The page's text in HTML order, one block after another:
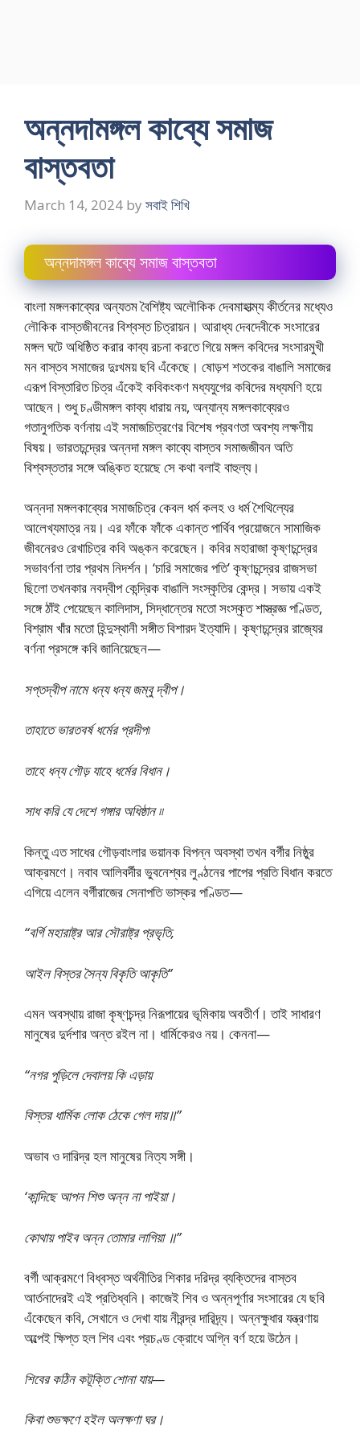
অন্নদামঙ্গল কাব্যে সমাজ
বাস্তবতা
March 14, 2024 by সবাই শিখি
অন্নদামঙ্গল কাব্যে সমাজ বাস্তবতা
বাংলা মঙ্গলকাব্যের অন্যতম বৈশিষ্ট্য অলৌকিক দেবমাহাত্ম্য কীর্তনের মধ্যেও
লৌকিক বাস্তজীবনের বিশ্বস্ত চিত্রায়ন। আরাধ্য দেবদেবীকে সংসারের
মঙ্গল ঘটে অধিষ্ঠিত করার কাব্য রচনা করতে গিয়ে মঙ্গল কবিদের সংসারমুখী
মন বাস্তব সমাজের দুঃখময় ছবি এঁকেছে। ষোড়শ শতকের বাঙালি সমাজের
এরূপ বিস্তারিত চিত্র এঁকেই কবিকংকণ মধ্যযুগের কবিদের মধ্যমণি হয়ে
আছেন। শুধু চণ্ডীমঙ্গল কাব্য ধারায় নয়, অন্যান্য মঙ্গলকাব্যেরও
গতানুগতিক বর্ণনায় এই সমাজচিত্রণের বিশেষ প্রবণতা অবশ্য লক্ষণীয়
বিষয়। ভারতচন্দ্রের অন্নদা মঙ্গল কাব্যে বাস্তব সমাজজীবন অতি
বিশ্বস্ততার সঙ্গে অঙ্কিত হয়েছে সে কথা বলাই বাহুল্য।
অন্নদা মঙ্গলকাব্যের সমাজচিত্র কেবল ধর্ম কলহ ও ধর্ম শৈথিল্যের
আলেখ্যমাত্র নয়। এর ফাঁকে ফাঁকে একান্ত পার্থিব প্রয়োজনে সামাজিক
জীবনেরও রেখাচিত্র কবি অঙ্কন করেছেন। কবির মহারাজা কৃষ্ণচন্দ্রের
সভাবর্ণনা তার প্রথম নিদর্শন। ‘চারি সমাজের পতি’ কৃষ্ণচন্দ্রের রাজসভা
ছিলো তখনকার নবদ্বীপ কেন্দ্রিক বাঙালি সংস্কৃতির কেন্দ্র। সভায় একই
সঙ্গে ঠাঁই পেয়েছেন কালিদাস, সিদ্ধান্তের মতো সংস্কৃত শাস্ত্রজ্ঞ পণ্ডিত,
বিশ্রাম খাঁর মতো হিন্দুস্থানী সঙ্গীত বিশারদ ইত্যাদি। কৃষ্ণচন্দ্রের রাজ্যের
বর্ণনা প্রসঙ্গে কবি জানিয়েছেন—
সপ্তদ্বীপ নামে ধন্য ধন্য জম্বু দ্বীপ।
তাহাতে ভারতবর্ষ ধর্মের প্রদীপ৷
তাহে ধন্য গৌড় যাহে ধর্মের বিধান।
সাধ করি যে দেশে গঙ্গার অধিষ্ঠান ৷৷
কিন্তু এত সাধের গৌড়বাংলার ভয়ানক বিপন্ন অবস্থা তখন বর্গীর নিষ্ঠুর
আক্রমণে। নবাব আলিবর্দীর ভুবনেশ্বর লুণ্ঠনের পাপের প্রতি বিধান করতে
এগিয়ে এলেন বর্গীরাজের সেনাপতি ভাস্কর পণ্ডিত—
“বর্গি মহারাষ্ট্র আর সৌরাষ্ট্র প্রভৃতি,
আইল বিস্তর সৈন্য বিকৃতি আকৃতি”
এমন অবস্থায় রাজা কৃষ্ণচন্দ্র নিরূপায়ের ভূমিকায় অবতীর্ণ। তাই সাধারণ
মানুষের দুর্দশার অন্ত রইল না। ধার্মিকেরও নয়। কেননা—
“নগর পুড়িলে দেবালয় কি এড়ায়
বিস্তর ধার্মিক লোক ঠেকে গেল দায়॥”
অভাব ও দারিদ্র হল মানুষের নিত্য সঙ্গী।
‘কান্দিছে আপন শিশু অন্ন না পাইয়া।
কোথায় পাইব অন্ন তোমার লাগিয়া ॥”
বর্গী আক্রমণে বিধ্বস্ত অর্থনীতির শিকার দরিদ্র ব্যক্তিদের বাস্তব
আর্তনাদেরই এই প্রতিধ্বনি। কাজেই শিব ও অন্নপূর্ণার সংসারের যে ছবি
এঁকেছেন কবি, সেখানে ও দেখা যায় নীরন্দ্র দারিদ্র্য। অন্নক্ষুধার যন্ত্রণায়
অল্পেই ক্ষিপ্ত হল শিব এবং প্রচণ্ড ক্রোধে অগ্নি বর্ণ হয়ে উঠেন।
শিবের কঠিন কটূক্তি শোনা যায়—
কিবা শুভক্ষণে হইল অলক্ষণা ঘর।